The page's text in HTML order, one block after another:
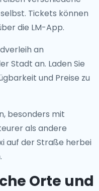
Tickets können
die LM-App.
an
Stadt an. Laden Sie
und Preise zu
besonders mit
als andere
auf der Straße herbei
Orte und